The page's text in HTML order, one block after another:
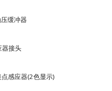
缓冲器
器接头
感应器(2色显示)